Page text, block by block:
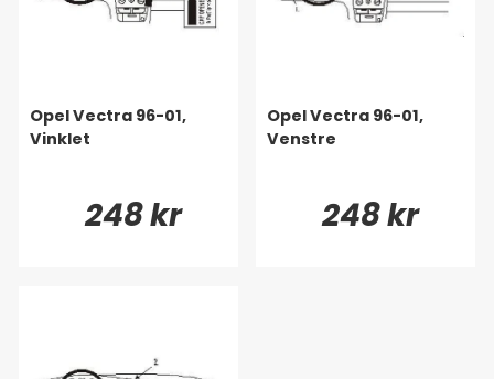
Opel Vectra 96-01,
Vinklet
248 kr
Opel Vectra 96-01,
Venstre
248 kr